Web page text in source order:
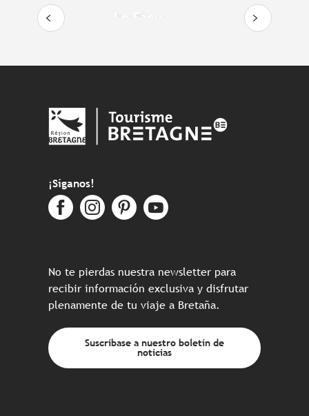
Le Faou
¡Síganos!
No te pierdas nuestra newsletter para
recibir información exclusiva y disfrutar
plenamente de tu viaje a Bretaña.
Suscríbase a nuestro boletín de
noticias